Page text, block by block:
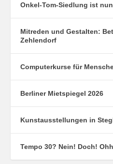
Onkel-Tom-Siedlung ist
Mitreden und Gestalten:
Zehlendorf
Computerkurse für
Berliner Mietspiegel 2026
Kunstausstellungen in
Tempo 30? Nein! Doch!